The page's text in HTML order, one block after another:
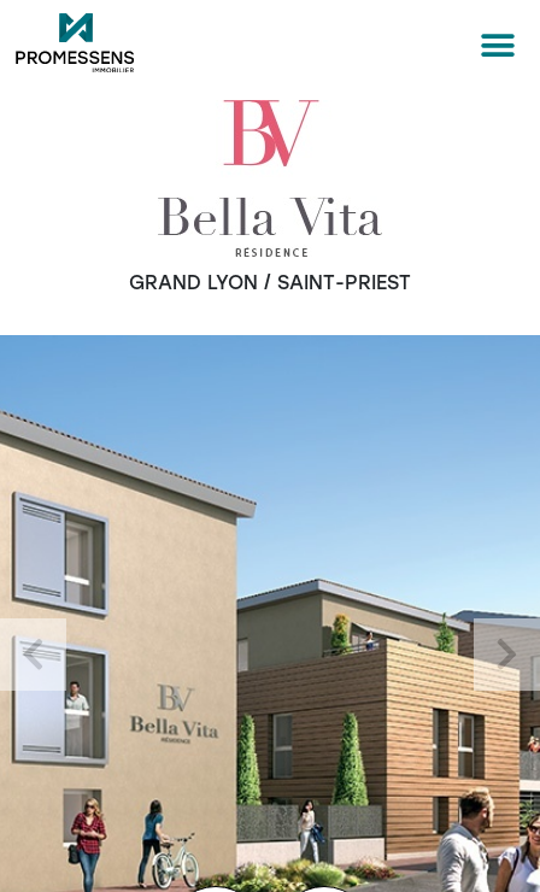
GRAND LYON / SAINT-PRIEST